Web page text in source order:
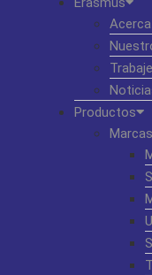
Productos